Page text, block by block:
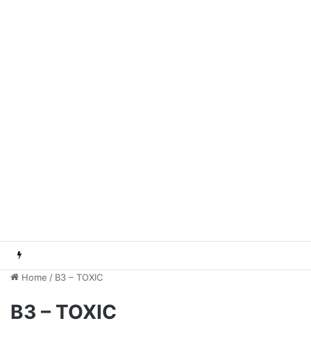
Home / B3 – TOXIC
B3 – TOXIC